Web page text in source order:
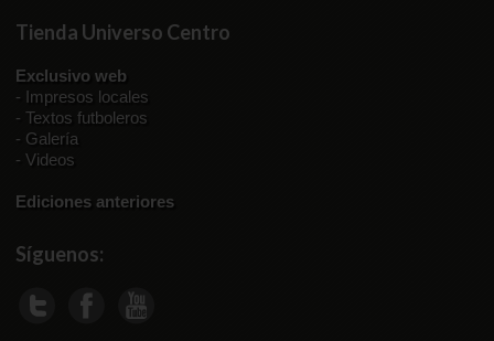
Tienda Universo Centro
Exclusivo web
- Impresos locales
-Textos futboleros
- Galería
-Videos
Ediciones anteriores
Síguenos: